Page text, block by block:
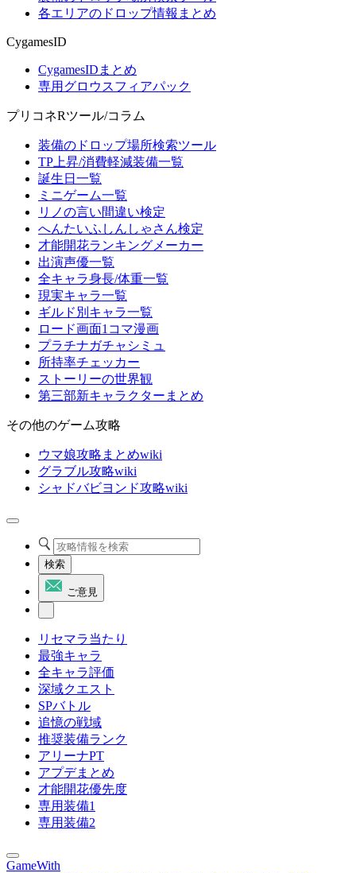
各エリアのドロップ情報まとめ
CygamesID
CygamesIDまとめ
専用グロウスフィアパック
プリコネRツール/コラム
装備のドロップ場所検索ツール
TP上昇/消費軽減装備一覧
誕生日一覧
ミニゲーム一覧
リノの言い間違い検定
へんたいふしんしゃさん検定
才能開花ランキングメーカー
出演声優一覧
全キャラ身長/体重一覧
現実キャラ一覧
ギルド別キャラ一覧
ロード画面1コマ漫画
プラチナガチャシミュ
所持率チェッカー
ストーリーの世界観
第三部新キャラクターまとめ
その他のゲーム攻略
ウマ娘攻略まとめwiki
グラブル攻略wiki
シャドバビヨンド攻略wiki
検索
ご意見
リセマラ当たり
最強キャラ
全キャラ評価
深域クエスト
SPバトル
追憶の戦域
推奨装備ランク
アリーナPT
アプデまとめ
才能開花優先度
専用装備1
専用装備2
GameWith